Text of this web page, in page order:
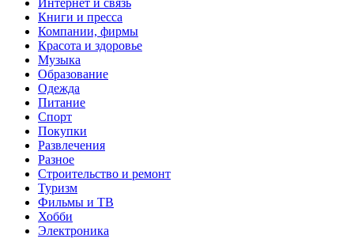
Интернет и связь
Книги и пресса
Компании, фирмы
Красота и здоровье
Музыка
Образование
Одежда
Питание
Спорт
Покупки
Развлечения
Разное
Строительство и ремонт
Туризм
Фильмы и ТВ
Хобби
Электроника